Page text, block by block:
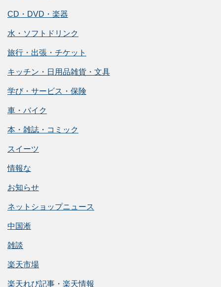
CD・DVD・楽器
水・ソフトドリンク
旅行・出張・チケット
キッチン・日用品雑貨・文具
学び・サービス・保険
車・バイク
本・雑誌・コミック
スイーツ
情報な
お知らせ
ネットショップニュース
中国淅
雑談
楽天市場
楽天れび記事・楽天情報